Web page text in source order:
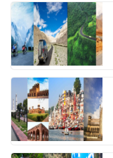
e
b
o
o
k
er